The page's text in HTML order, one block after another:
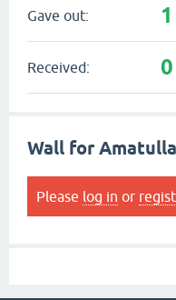
Gave out: 1
Received: 0
Wall for
Please log in or